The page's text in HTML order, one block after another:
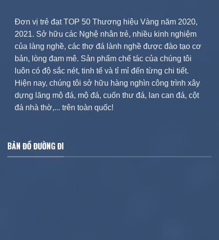
Đơn vị trẻ đạt TOP 50 Thương hiệu Vàng năm 2020,
2021. Sở hữu các Nghệ nhân trẻ, nhiều kinh nghiệm
của làng nghề, các thợ đá lành nghề được đào tạo cơ
bản, lòng đam mê. Sản phẩm chế tác của chúng tôi
luôn có độ sắc nét, tinh tế và tỉ mỉ đến từng chi tiết.
Hiện nay, chúng tôi sở hữu hàng nghìn công trình xây
dựng lăng mộ đá, mộ đá, cuốn thư đá, lan can đá, cột
đá nhà thờ,... trên toàn quốc!
BẢN ĐỒ ĐƯỜNG ĐI